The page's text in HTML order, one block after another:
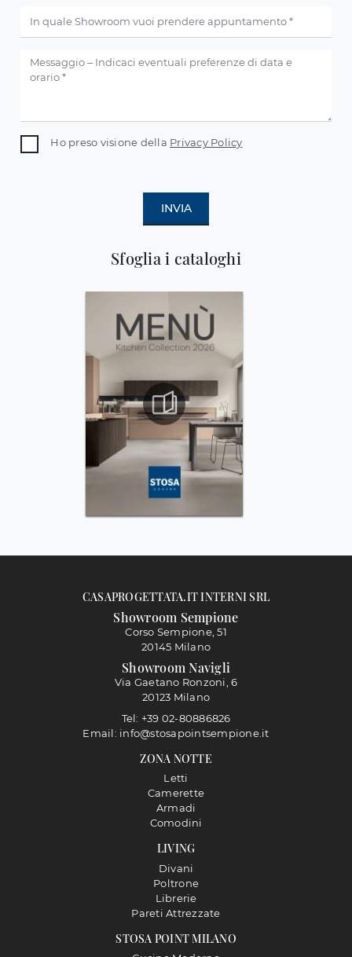
Sfoglia i cataloghi
Ho preso visione della Privacy Policy
INVIA
STOSA POINT MILANO
LIVING
Divani
Poltrone
Librerie
Pareti Attrezzate
ZONA NOTTE
Letti
Camerette
Armadi
Comodini
CASAPROGETTATA.IT INTERNI SRL
Showroom Sempione
Corso Sempione, 51
20145 Milano
Showroom Navigli
Via Gaetano Ronzoni, 6
20123 Milano
Tel: +39 02-80886826
Email: info@stosapointsempione.it